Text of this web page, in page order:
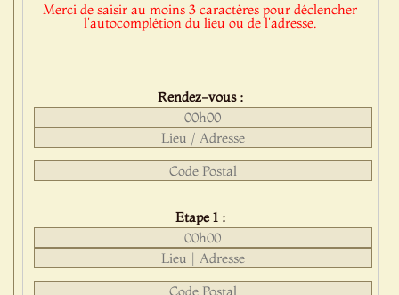
Merci de saisir au moins 3 caractères pour déclencher
l'autocomplétion du lieu ou de l'adresse.
Rendez-vous :
Etape 1 :